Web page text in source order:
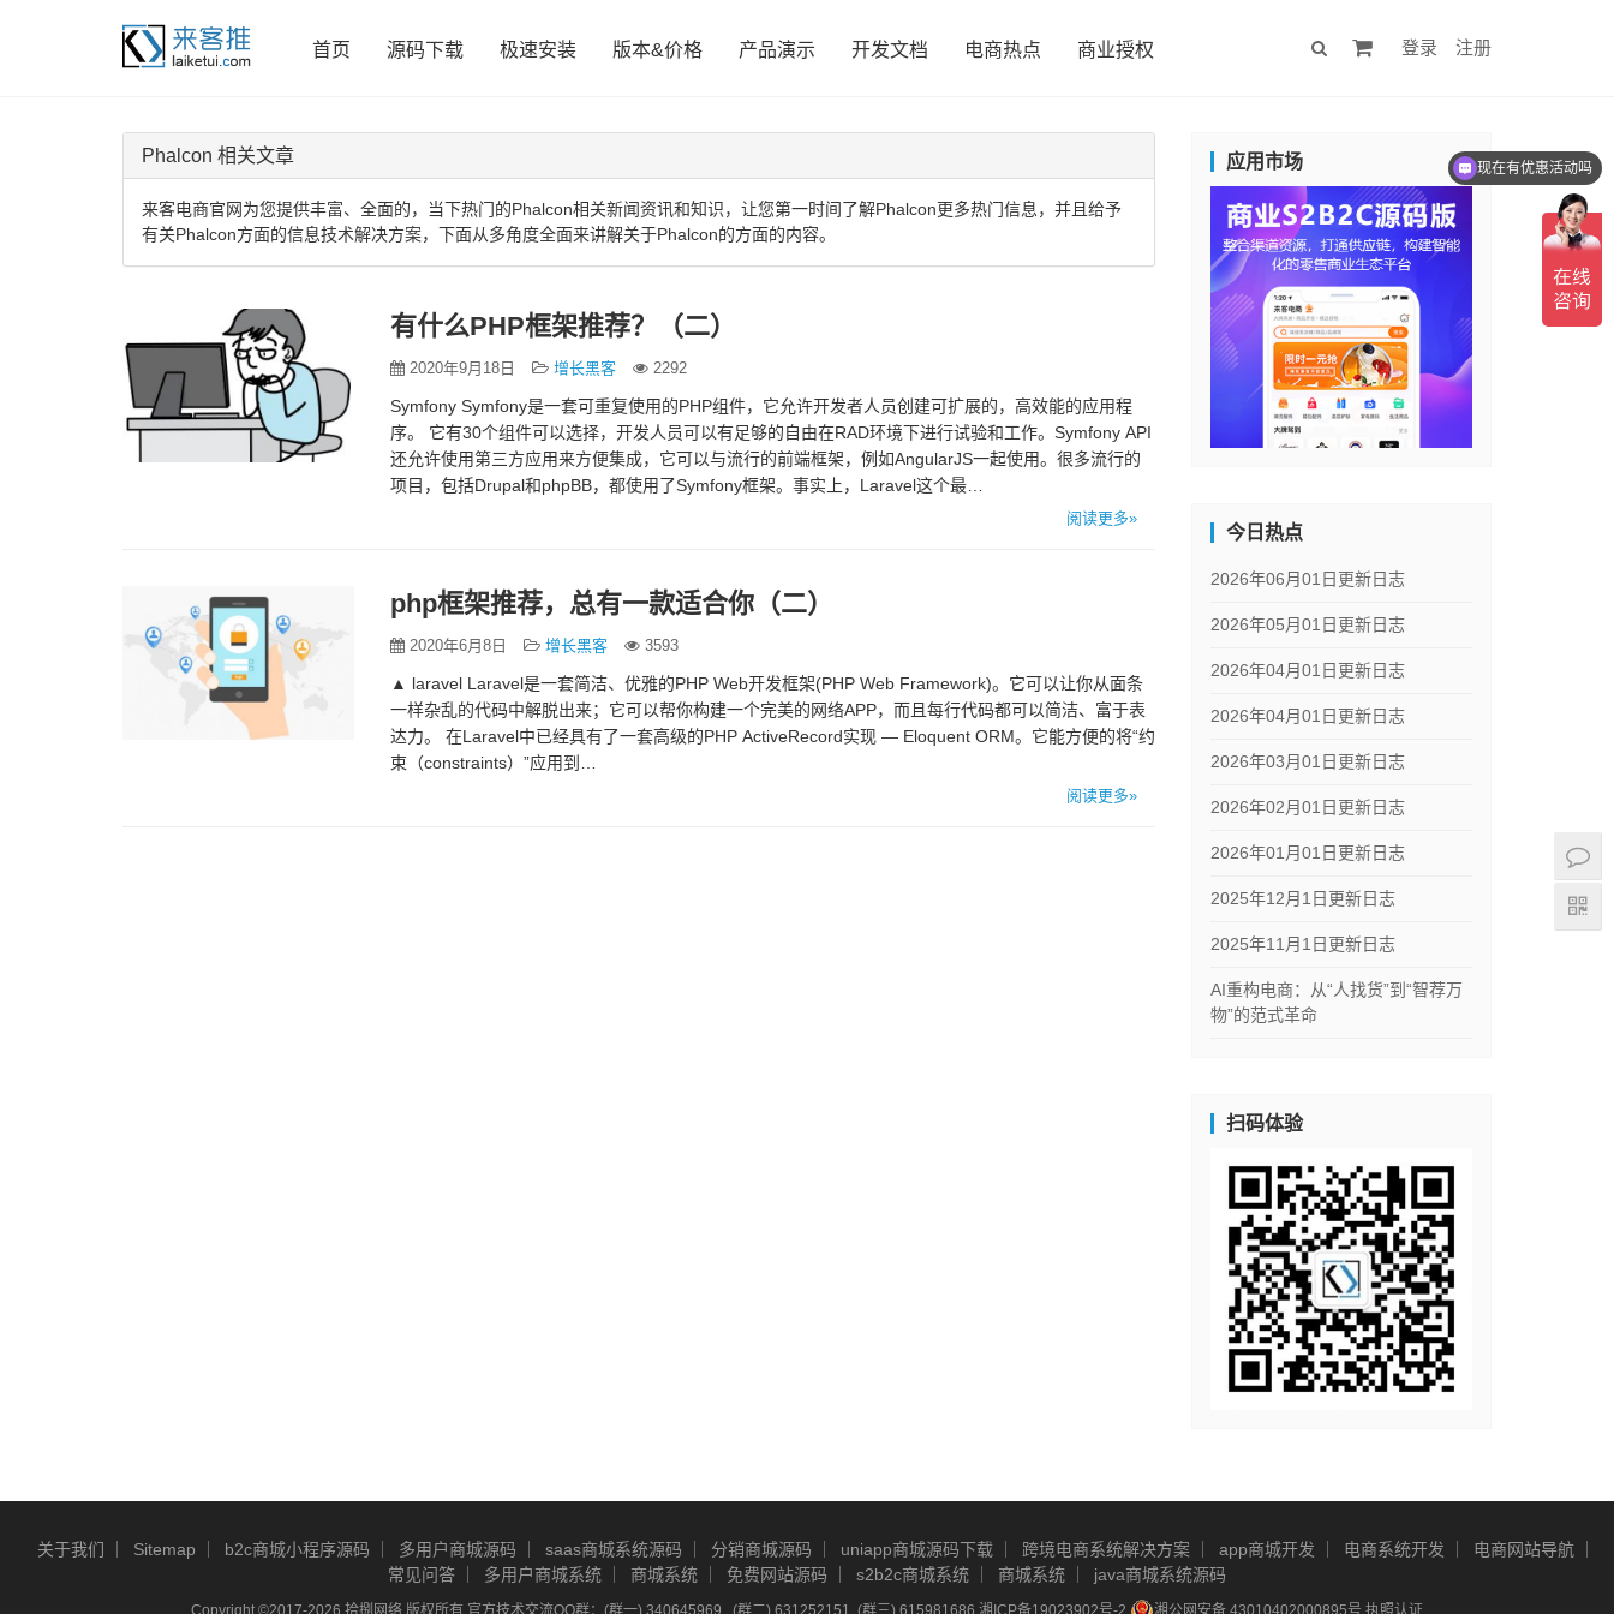
首页 源码下载 极速安装 版本&价格 产品演示 开发文档 电商热点 商业授权 登录 注册
Phalcon 相关文章
来客电商官网为您提供丰富、全面的，当下热门的Phalcon相关新闻资讯和知识，让您第一时间了解Phalcon更多热门信息，并且给予
有关Phalcon方面的信息技术解决方案，下面从多角度全面来讲解关于Phalcon的方面的内容。
有什么PHP框架推荐？（二）
2020年9月18日 增长黑客 2292
Symfony Symfony是一套可重复使用的PHP组件，它允许开发者人员创建可扩展的，高效能的应用程
序。 它有30个组件可以选择，开发人员可以有足够的自由在RAD环境下进行试验和工作。Symfony API
还允许使用第三方应用来方便集成，它可以与流行的前端框架，例如AngularJS一起使用。很多流行的
项目，包括Drupal和phpBB，都使用了Symfony框架。事实上，Laravel这个最…
阅读更多»
php框架推荐，总有一款适合你（二）
2020年6月8日 增长黑客 3593
▲ laravel Laravel是一套简洁、优雅的PHP Web开发框架(PHP Web Framework)。它可以让你从面条
一样杂乱的代码中解脱出来；它可以帮你构建一个完美的网络APP，而且每行代码都可以简洁、富于表
达力。 在Laravel中已经具有了一套高级的PHP ActiveRecord实现 — Eloquent ORM。它能方便的将“约
束（constraints）”应用到…
阅读更多»
应用市场
今日热点
2026年06月01日更新日志
2026年05月01日更新日志
2026年04月01日更新日志
2026年04月01日更新日志
2026年03月01日更新日志
2026年02月01日更新日志
2026年01月01日更新日志
2025年12月1日更新日志
2025年11月1日更新日志
AI重构电商：从“人找货”到“智荐万
物”的范式革命
扫码体验
关于我们 Sitemap b2c商城小程序源码 多用户商城源码 saas商城系统源码 分销商城源码 uniapp商城源码下载 跨境电商系统解决方案 app商城开发 电商系统开发
电商网站导航
常见问答
多用户商城系统 商城系统 免费网站源码 s2b2c商城系统 商城系统 java商城系统源码
Copyright ©2017-2026 拾捌网络 版权所有 官方技术交流QQ群：(群一) 340645969 , (群二) 631252151, (群三) 615981686 湘ICP备19023902号-2 湘公网安备 43010402000895号 执照认证
现在有优惠活动吗